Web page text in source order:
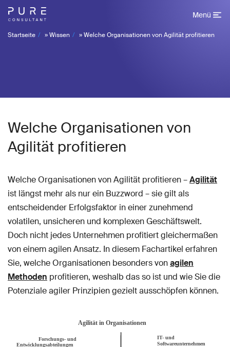
Menü
Startseite »Wissen »Welche Organisationen von Agilität profitieren
Welche Organisationen von
Agilität profitieren
Welche Organisationen von Agilität profitieren –Agilität
ist längst mehr als nur ein Buzzword – sie gilt als
entscheidender Erfolgsfaktor in einer zunehmend
volatilen, unsicheren und komplexen Geschäftswelt.
Doch nicht jedes Unternehmen profitiert gleichermaßen
von einem agilen Ansatz. In diesem Fachartikel erfahren
Sie, welche Organisationen besonders vonagilen
Methoden profitieren, weshalb das so ist und wie Sie die
Potenziale agiler Prinzipien gezielt ausschöpfen können.